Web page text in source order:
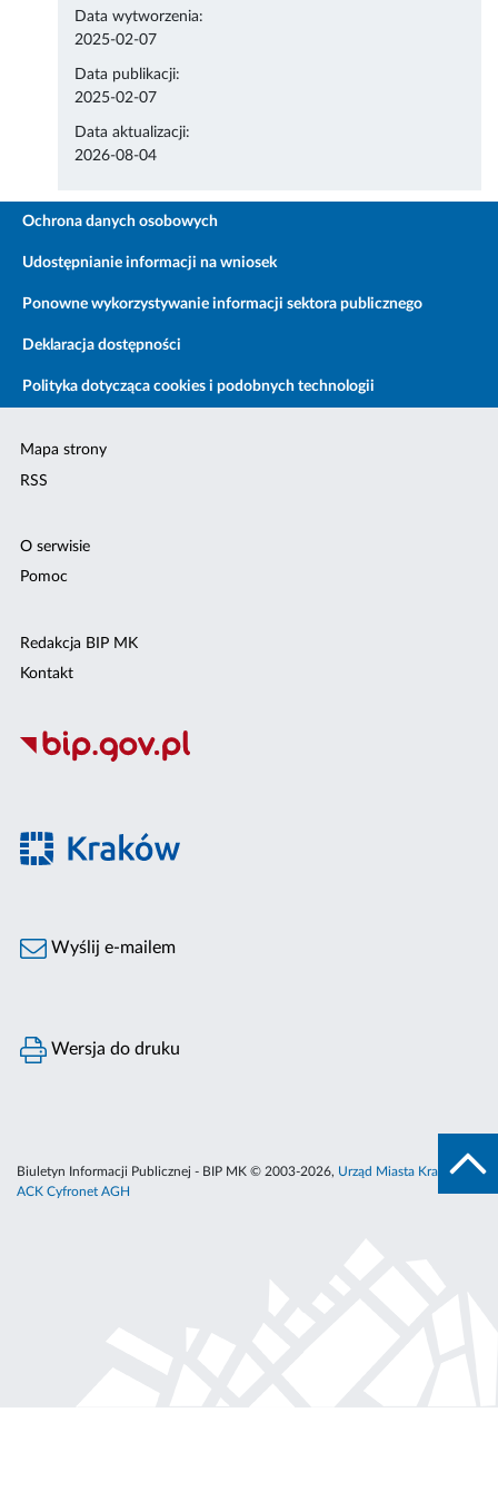
Data wytworzenia:
2025-02-07
Data publikacji:
2025-02-07
Data aktualizacji:
2026-08-04
Ochrona danych osobowych
Udostępnianie informacji na wniosek
Ponowne wykorzystywanie informacji sektora publicznego
Deklaracja dostępności
Polityka dotycząca cookies i podobnych technologii
Mapa strony
RSS
O serwisie
Pomoc
Redakcja BIP MK
Kontakt
Wyślij e-mailem
Wersja do druku
Biuletyn Informacji Publicznej - BIP MK © 2003-2026, Urząd Miasta Krakowa
ACK Cyfronet AGH